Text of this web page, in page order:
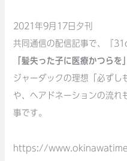
2021年9月17日夕刊
共同通信の配信記事で、『
「髪失った子に医療かつらを」
ジャーダックの理想「必ずし
や、ヘアドネーションの流れ
事です。
https://